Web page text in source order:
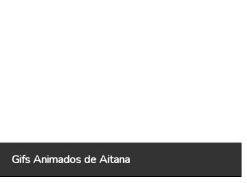
Gifs Animados de Aitana